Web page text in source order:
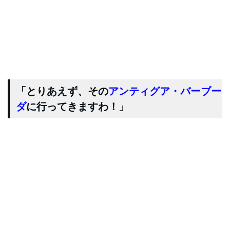
「とりあえず、そのアンティグア・バーブー
ダに行ってきますわ！」